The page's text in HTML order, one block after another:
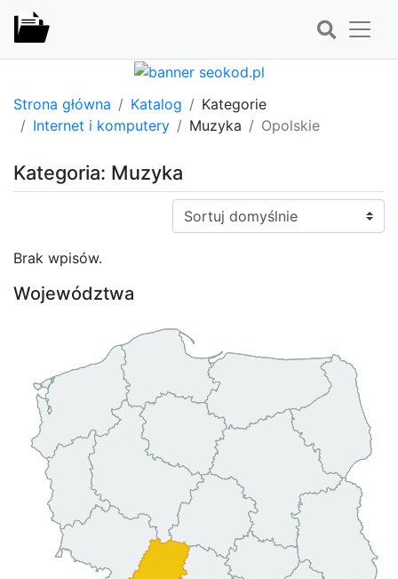
Strona główna Katalog
Kategorie
Internet i komputery
Muzyka Opolskie
Kategoria: Muzyka
Sortuj:
Brak wpisów.
Województwa